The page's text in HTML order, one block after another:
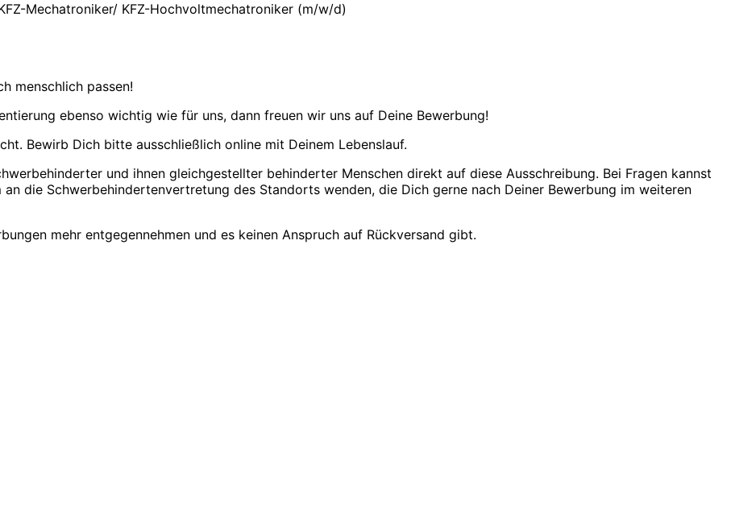
Mechatroniker/ KFZ-Hochvoltmechatroniker (m/w/d)
menschlich passen!
ebenso wichtig wie für uns, dann freuen wir uns auf Deine Bewerbung!
Bewirb Dich bitte ausschließlich online mit Deinem Lebenslauf.
und ihnen gleichgestellter behinderter Menschen direkt auf diese Ausschreibung. Bei Fragen kannst
die Schwerbehindertenvertretung des Standorts wenden, die Dich gerne nach Deiner Bewerbung im weiteren
mehr entgegennehmen und es keinen Anspruch auf Rückversand gibt.